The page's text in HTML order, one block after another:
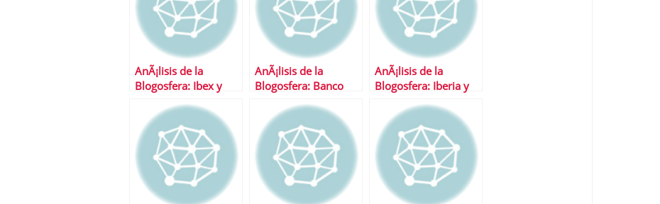
AnÃ¡lisis de la
Blogosfera: Ibex y
AnÃ¡lisis de la
Blogosfera: Banco
AnÃ¡lisis de la
Blogosfera: Iberia y